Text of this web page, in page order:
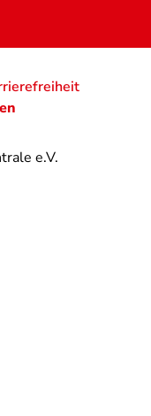
e.V.